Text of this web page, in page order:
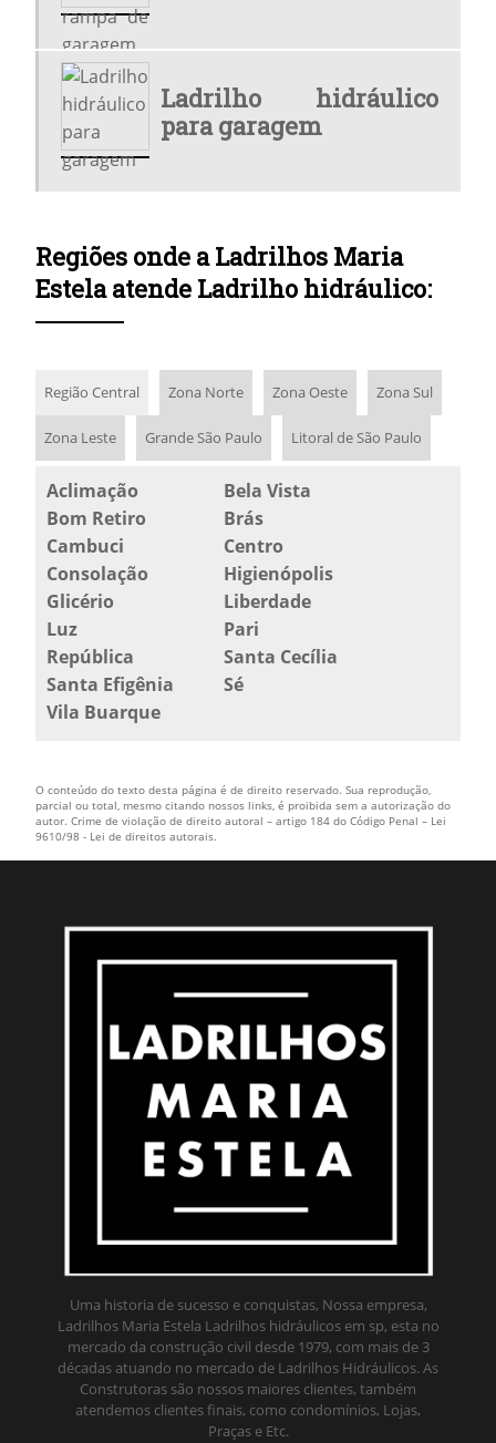
LADRILHOS COMPRAR
ONDE COMPRAR LADRILHO
ONDE COMPRAR LADRILHO HIDRÁULICO
ONDE COMPRAR LADRILHO HIDRÁULICO EM SP
PISO HIDRÁULICO
PISO HIDRÁULICO ANTIDERRAPANTE
PISO HIDRÁULICO PARA CALÇADA
PISO HIDRÁULICO PARA RAMPA
PISO TÁTIL DE CONCRETO
PISO TÁTIL LADRILHO HIDRÁULICO
PISO TÁTIL LADRILHO HIDRÁULICO PREÇO
VALOR LADRILHO HIDRÁULICO
Ladrilho hidráulico
para garagem
Regiões onde a Ladrilhos Maria
Estela atende Ladrilho hidráulico:
Região Central Zona Norte Zona Oeste Zona Sul
Zona Leste Grande São Paulo Litoral de São Paulo
Aclimação
Bela Vista
Bom Retiro
Brás
Cambuci
Centro
Consolação
Higienópolis
Glicério
Liberdade
Luz
Pari
República
Santa Cecília
Santa Efigênia
Sé
Vila Buarque
O conteúdo do texto desta página é de direito reservado. Sua reprodução,
parcial ou total, mesmo citando nossos links, é proibida sem a autorização do
autor. Crime de violação de direito autoral – artigo 184 do Código Penal – Lei
9610/98 - Lei de direitos autorais.
Uma historia de sucesso e conquistas, Nossa empresa,
Ladrilhos Maria Estela Ladrilhos hidráulicos em sp, esta no
mercado da construção civil desde 1979, com mais de 3
décadas atuando no mercado de Ladrilhos Hidráulicos. As
Construtoras são nossos maiores clientes, também
atendemos clientes finais, como condomínios, Lojas,
Praças e Etc.